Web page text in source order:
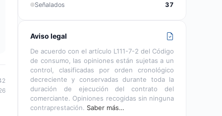
Señalados
37
Aviso legal
De acuerdo con el artículo L111-7-2 del Código
de consumo, las opiniones están sujetas a un
control, clasificadas por orden cronológico
decreciente y conservadas durante toda la
duración de ejecución del contrato del
comerciante. Opiniones recogidas sin ninguna
contraprestación. Saber más…